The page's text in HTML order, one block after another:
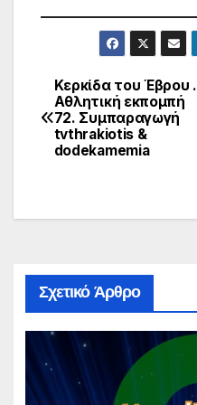
Πλοήγηση
άρθρων
Κερκίδα του Έβρου .
Αθλητική εκπομπή
72. Συμπαραγωγή
tvthrakiotis &
dodekamemia
Σχετικό Άρθρο